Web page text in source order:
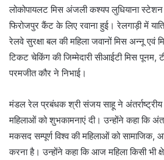
लोकोपायलट मिस अंजली कश्यप लुधियाना
फिरोजपुर कैंट के लिए रवाना हुई। रेलगाड़ी में
रेलवे सुरक्षा बल की महिला जवानों मिस अन्नू एवं
टिकट चेकिंग की जिम्मेदारी सीआईटी मिस पूनम,
परमजीत कौर ने निभाई।
मंडल रेल प्रबंधक श्री संजय साहू ने
महिलाओं को शुभकामनाएं दी। उन्होंने कहा कि
मकसद सम्पूर्ण विश्व की महिलाओं को सामाजिक,
करना है। उन्होंने कहा कि आज महिला किसी भी